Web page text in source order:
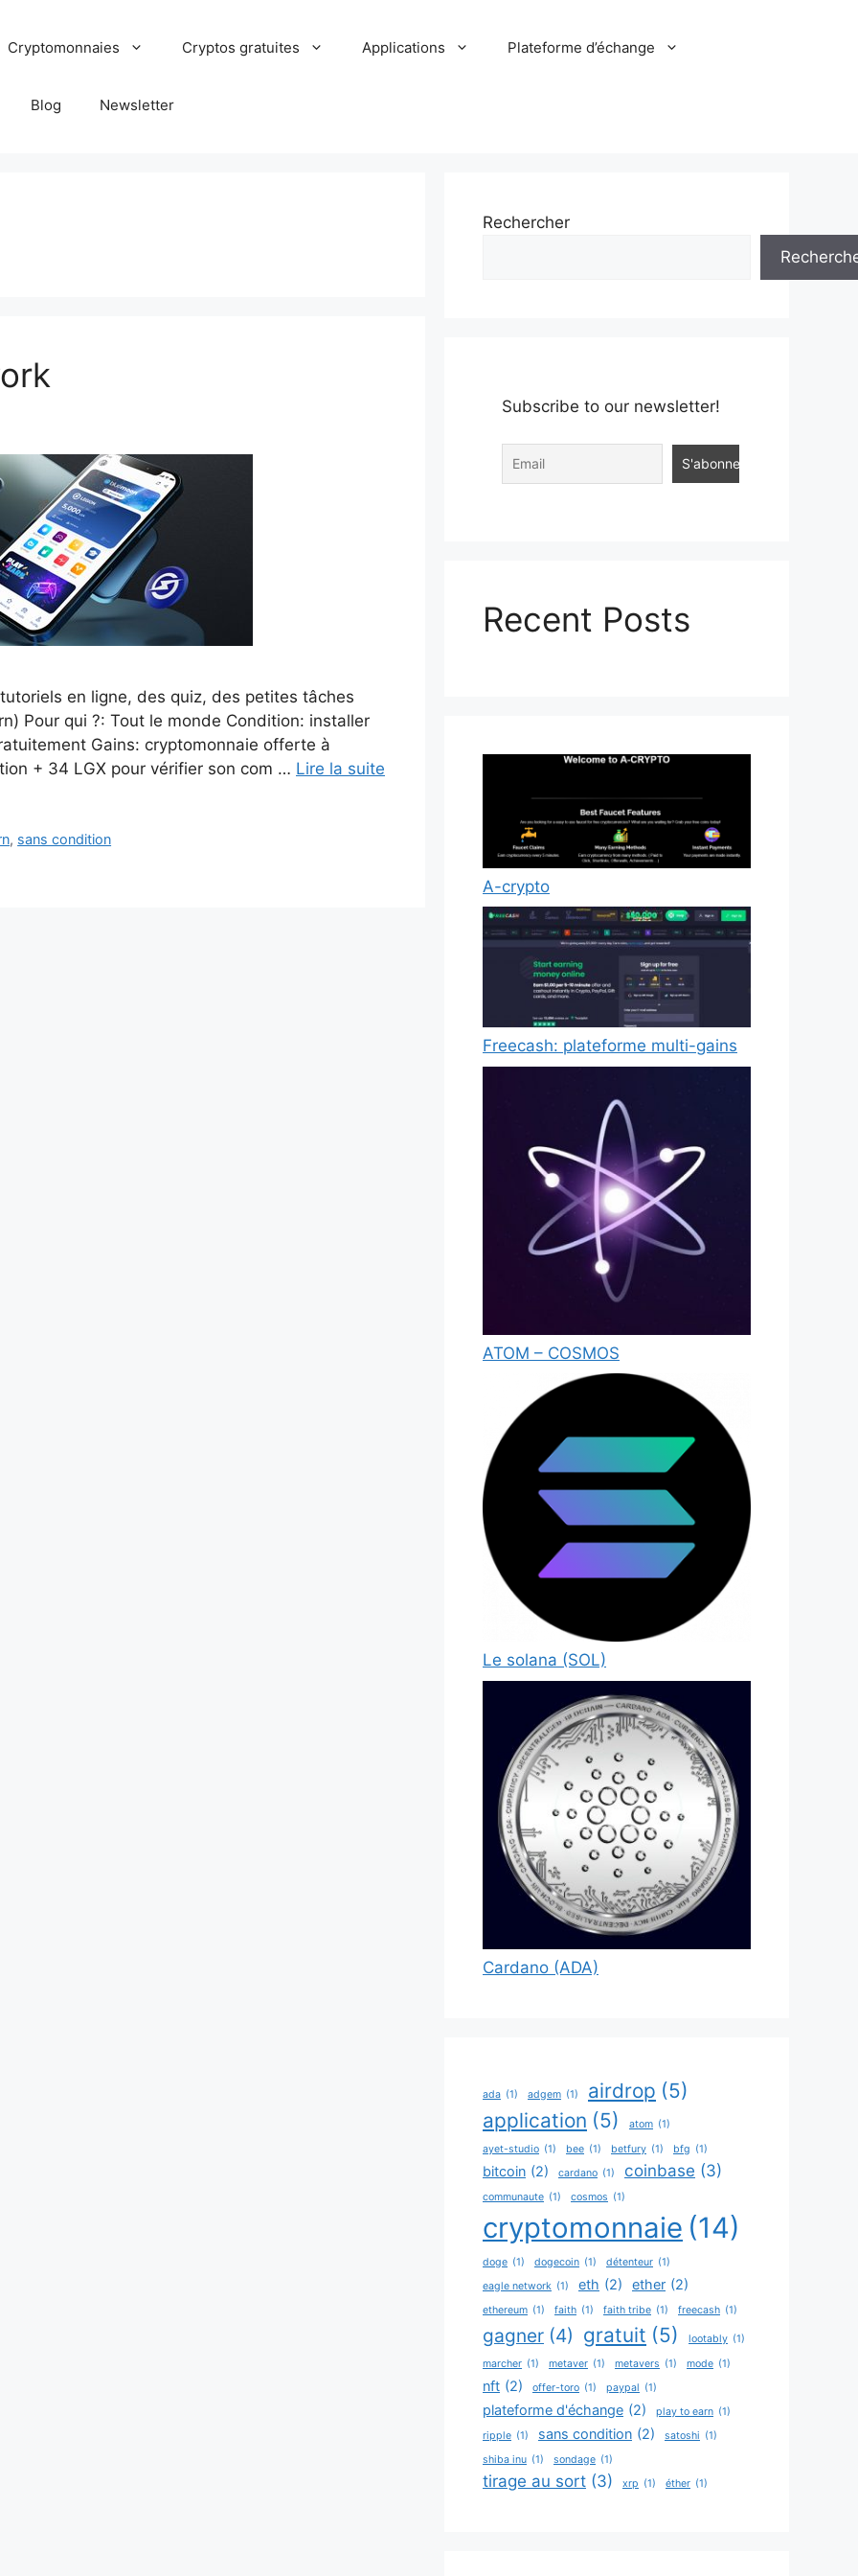
Cryptomonnaies Cryptos gratuites Applications Plateforme d’échange
Blog Newsletter
en ligne, des quiz, des petites tâches
Pour qui ?: Tout le monde Condition: installer
Gains: cryptomonnaie offerte à
+ 34 LGX pour vérifier son com … Lire la suite
, sans condition
Rechercher
Subscribe to our newsletter!
Recent Posts
A-crypto
Freecash: plateforme multi-gains
ATOM – COSMOS
Le solana (SOL)
Cardano (ADA)
ada (1) adgem (1) airdrop (5)
application (5) atom (1)
ayet-studio (1) bee (1) betfury (1) bfg (1)
bitcoin (2) cardano (1) coinbase (3)
communaute (1) cosmos (1)
cryptomonnaie (14)
doge (1) dogecoin (1) détenteur (1)
eagle network (1) eth (2) ether (2)
ethereum (1) faith (1) faith tribe (1) freecash (1)
gagner (4) gratuit (5) lootably (1)
marcher (1) metaver (1) metavers (1) mode (1)
nft (2) offer-toro (1) paypal (1)
plateforme d'échange (2) play to earn (1)
ripple (1) sans condition (2) satoshi (1)
shiba inu (1) sondage (1)
tirage au sort (3) xrp (1) éther (1)